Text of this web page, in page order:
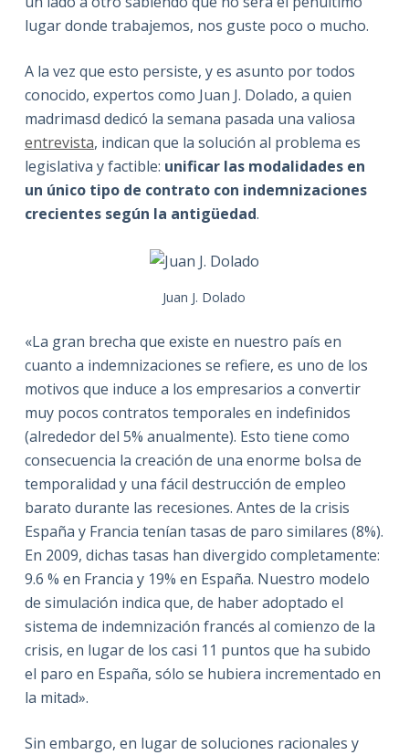
lugar donde trabajemos, nos guste poco o mucho.
A la vez que esto persiste, y es asunto por todos
conocido, expertos como Juan J. Dolado, a quien
madrimasd dedicó la semana pasada una valiosa
entrevista, indican que la solución al problema es
legislativa y factible: unificar las modalidades en
un único tipo de contrato con indemnizaciones
crecientes según la antigüedad.
Juan J. Dolado
«La gran brecha que existe en nuestro país en
cuanto a indemnizaciones se refiere, es uno de los
motivos que induce a los empresarios a convertir
muy pocos contratos temporales en indefinidos
(alrededor del 5% anualmente). Esto tiene como
consecuencia la creación de una enorme bolsa de
temporalidad y una fácil destrucción de empleo
barato durante las recesiones. Antes de la crisis
España y Francia tenían tasas de paro similares (8%).
En 2009, dichas tasas han divergido completamente:
9.6 % en Francia y 19% en España. Nuestro modelo
de simulación indica que, de haber adoptado el
sistema de indemnización francés al comienzo de la
crisis, en lugar de los casi 11 puntos que ha subido
el paro en España, sólo se hubiera incrementado en
la mitad».
Sin embargo, en lugar de soluciones racionales y